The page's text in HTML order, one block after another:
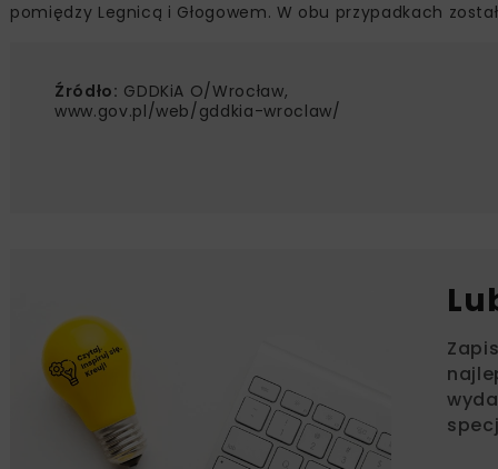
pomiędzy Legnicą i Głogowem. W obu przypadkach
Źródło: GDDKiA O/Wrocław,
www.gov.pl/web/gddkia-wroclaw/